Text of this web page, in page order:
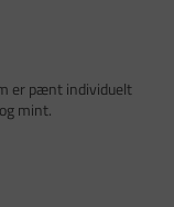
er pænt individuelt
mint.